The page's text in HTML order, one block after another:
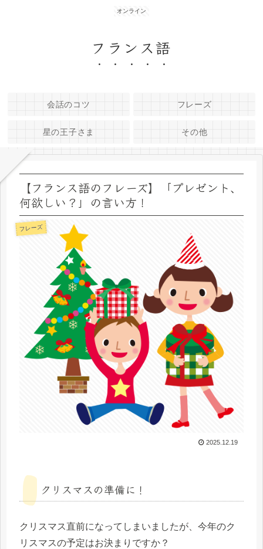
オンライン
フランス語
会話のコツ フレーズ
星の王子さま その他
【フランス語のフレーズ】「プレゼント、
何欲しい？」の言い方！
フレーズ
2025.12.19
クリスマスの準備に！
クリスマス直前になってしまいましたが、今年のク
リスマスの予定はお決まりですか？